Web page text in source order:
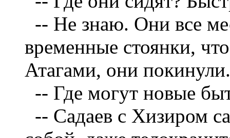
-- Не знаю. Они все
временные стоянки,
Атагами, они покинули.
-- Где могут новые
-- Садаев с Хизиром